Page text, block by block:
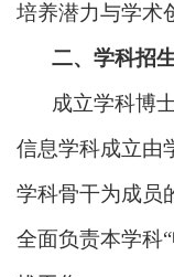
培养潜力与学术
二、学科招
成立学科博
信息学科成立由
学科骨干为成员
全面负责本学科